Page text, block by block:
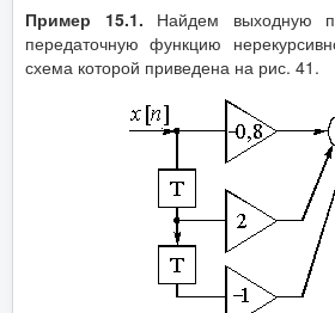
Пример 15.1. Найдем выходную
передаточную функцию
схема которой приведена на рис. 41.